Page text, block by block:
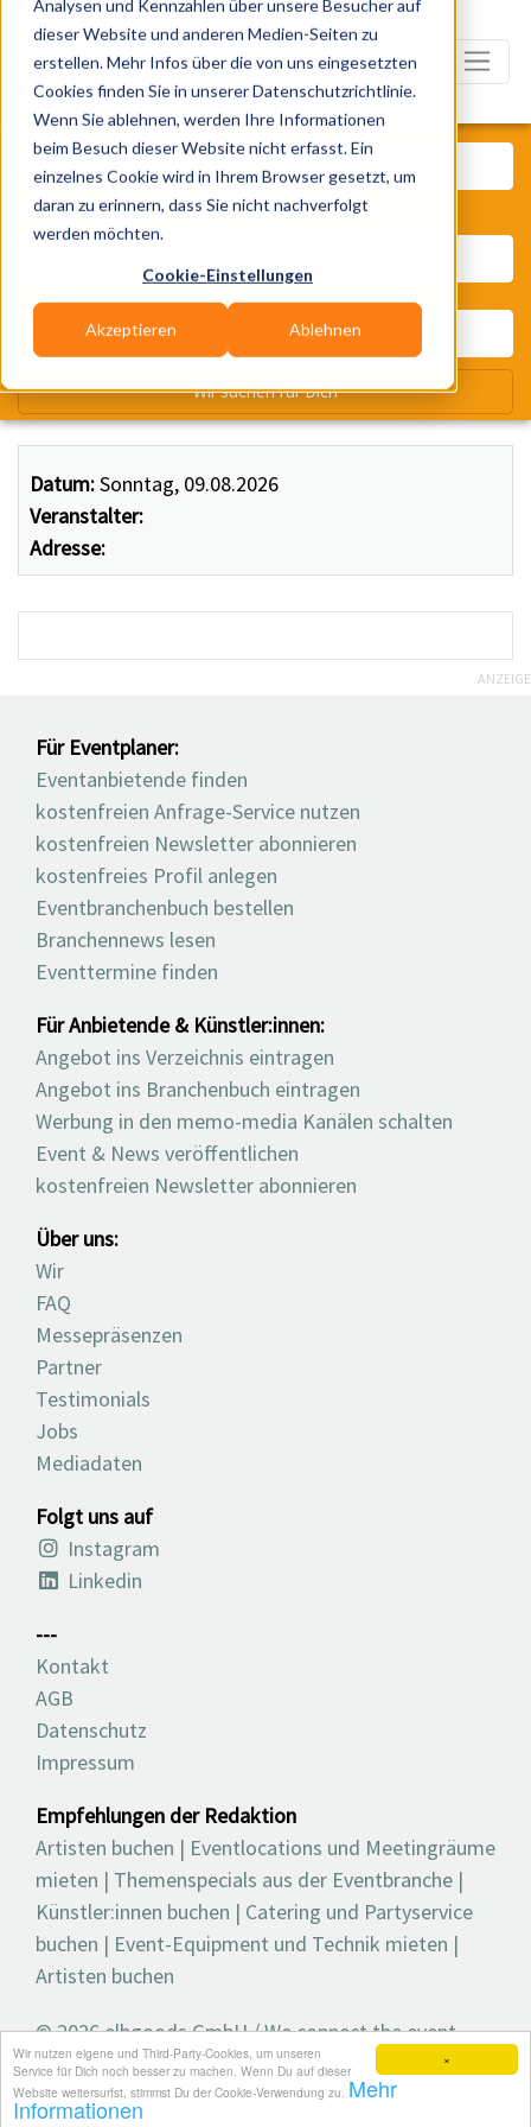
×
Wir nutzen eigene und Third-Party-Cookies, um unseren
Service für Dich noch besser zu machen. Wenn Du auf dieser
Website weitersurfst, stimmst Du der Cookie-Verwendung zu. Mehr
Informationen
Analysen und Kennzahlen über unsere Besucher auf
dieser Website und anderen Medien-Seiten zu
erstellen. Mehr Infos über die von uns eingesetzten
Cookies finden Sie in unserer Datenschutzrichtlinie.
Wenn Sie ablehnen, werden Ihre Informationen
beim Besuch dieser Website nicht erfasst. Ein
einzelnes Cookie wird in Ihrem Browser gesetzt, um
daran zu erinnern, dass Sie nicht nachverfolgt
werden möchten.
Cookie-Einstellungen
Akzeptieren Ablehnen
Datum:Sonntag, 09.08.2026
Veranstalter:
Adresse:
Was? Künstler, Zelte, Bands,
Wir suchen für Dich
ANZEIGE
Für Eventplaner:
Eventanbietende finden
kostenfreien Anfrage-Service nutzen
kostenfreien Newsletter abonnieren
kostenfreies Profil anlegen
Eventbranchenbuch bestellen
Branchennews lesen
Eventtermine finden
Für Anbietende & Künstler:innen:
Angebot ins Verzeichnis eintragen
Angebot ins Branchenbuch eintragen
Werbung in den memo-media Kanälen schalten
Event & News veröffentlichen
kostenfreien Newsletter abonnieren
Über uns:
Wir
FAQ
Messepräsenzen
Partner
Testimonials
Jobs
Mediadaten
Folgt uns auf
Instagram
Linkedin
---
Kontakt
AGB
Datenschutz
Impressum
Empfehlungen der Redaktion
Artisten buchen | Eventlocations und Meetingräume
mieten | Themenspecials aus der Eventbranche |
Künstler:innen buchen | Catering und Partyservice
buchen | Event-Equipment und Technik mieten |
Artisten buchen
© 2026 elbgoods GmbH / We connect the event
industry / Medienvielfalt für die Eventplanung /
Eventbranchenbuch, Blog, Magazin und mehr